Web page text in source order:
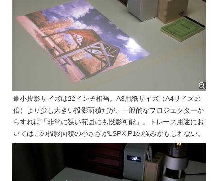
最小投影サイズは22インチ相当。A3用紙サイズ（A4サイズの
倍）より少し大きい投影面積だが、一般的なプロジェクターか
らすれば「非常に狭い範囲にも投影可能」。トレース用途にお
いてはこの投影面積の小ささがLSPX-P1の強みかもしれない。